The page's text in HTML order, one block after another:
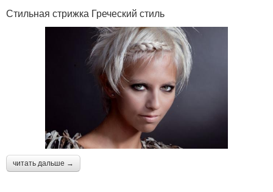
Стильная стрижка Греческий стиль
читать дальше →